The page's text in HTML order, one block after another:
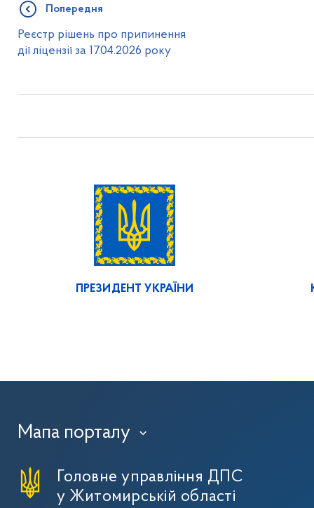
Попередня
Реєстр рішень про припинення
дії ліцензії за 17.04.2026 року
ПРЕЗИДЕНТ УКРАЇНИ
Мапа порталу ›
Головне управління ДПС
у Житомирській області